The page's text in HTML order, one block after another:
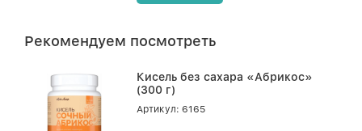
Рекомендуем посмотреть
Кисель без сахара «Абрикос»
(300 г)
Артикул: 6165